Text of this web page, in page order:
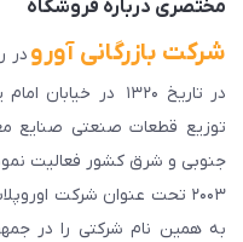
مختصری درباره فروشگاه
شرکت بازرگانی آورو در
در تاریخ ۱۳۲۰ در
توزیع قطعات صنعتی صنایع
جنوبی و شرق کشور فعالیت
به همین نام شرکتی را در